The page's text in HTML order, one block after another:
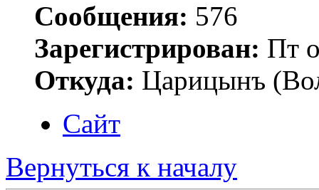
Сообщения: 576
Зарегистрирован: Пт
Откуда: Царицынъ
Сайт
Вернуться к началу